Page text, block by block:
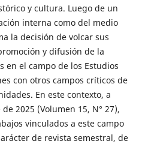
y cultura. Luego de un
interna como del medio
la decisión de volcar sus
y difusión de la
en el campo de los Estudios
con otros campos críticos de
En este contexto, a
2025 (Volumen 15, N° 27),
vinculados a este campo
de revista semestral, de